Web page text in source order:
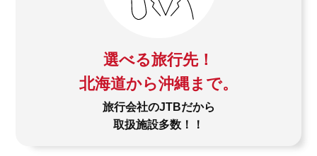
選べる旅行先！
北海道から沖縄まで。
旅行会社のJTBだから
取扱施設多数！！